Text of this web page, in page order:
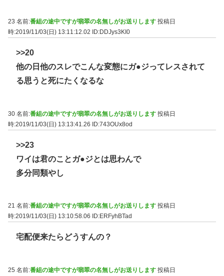
23 名前:番組の途中ですが翡翠の名無しがお送りします 投稿日
時:2019/11/03(日) 13:11:12.02
ID:DDJys3KI0
>>20
他の日他のスレでこんな変態にガ●ジってレスされて
る思うと死にたくなるな
30 名前:番組の途中ですが翡翠の名無しがお送りします 投稿日
時:2019/11/03(日) 13:13:41.26 ID:743OUx8od
>>23
ワイは君のことガ●ジとは思わんで
多分同類やし
21 名前:番組の途中ですが翡翠の名無しがお送りします 投稿日
時:2019/11/03(日) 13:10:58.06
ID:ERFyhBTad
宅配便来たらどうすんの？
25 名前:番組の途中ですが翡翠の名無しがお送りします 投稿日